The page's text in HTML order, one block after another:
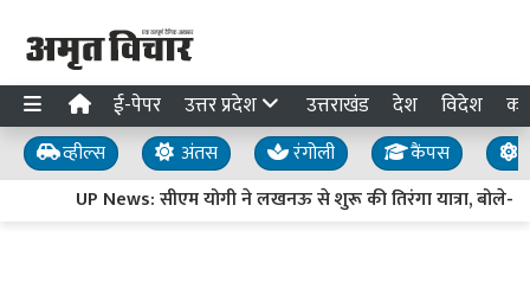
ई-पेपर उत्तर प्रदेश उत्तराखंड देश विदेश
व्हील्स अंतस रंगोली कैंपस
UP News: सीएम योगी ने लखनऊ से शुरू की तिरंगा यात्रा, बोले-